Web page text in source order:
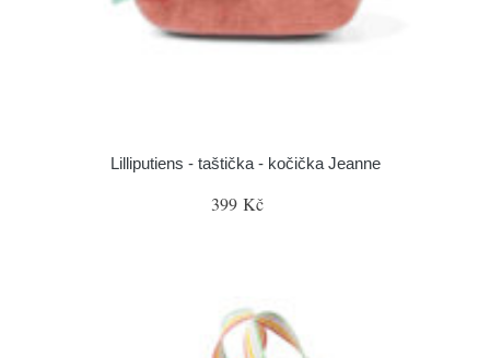
Lilliputiens - taštička - kočička Jeanne
399 Kč